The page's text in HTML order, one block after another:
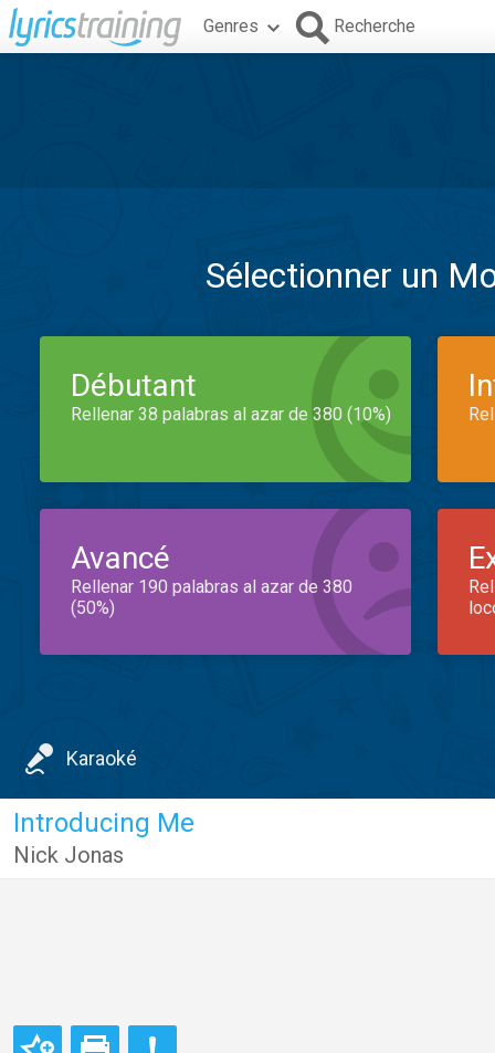
Genres Recherche
Sélectionner un
Débutant
Rellenar 38 palabras al azar de 380 (10%)
Avancé
Rellenar 190 palabras al azar de 380
(50%)
Karaoké
Introducing Me
Nick Jonas